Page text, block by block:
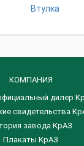
Втулка
КОМПАНИЯ
дилер
свидетельства
завода КрАЗ
Плакаты КрАЗ